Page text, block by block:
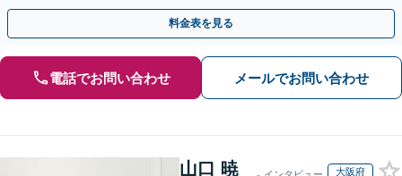
式の相続／誹謗中傷対策／不動産問題まで幅広く対応！
料金表を見る
電話でお問い合わせ メールでお問い合わせ
山口 暁 大阪府